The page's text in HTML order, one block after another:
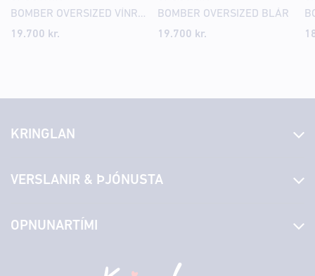
BOMBER OVERSIZED VÍNRAUÐUR
19.700 kr.
BOMBER OVERSIZED BLÁR
19.700 kr.
KRINGLAN
Laus störf
Hafðu samband
Persónuverndarstefna
VERSLANIR & ÞJÓNUSTA
Borgarbókasafn
OPNUNARTÍMI